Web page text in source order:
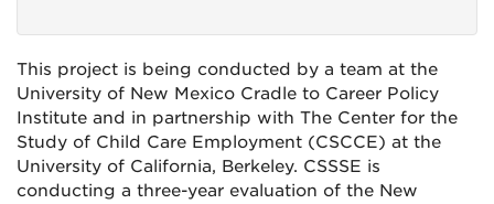
This project is being conducted by a team at the
University of New Mexico Cradle to Career Policy
Institute and in partnership with The Center for the
Study of Child Care Employment (CSCCE) at the
University of California, Berkeley. CSSSE is
conducting a three-year evaluation of the New